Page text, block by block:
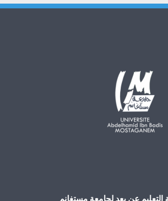
عن بعد لجامعة مستغانم